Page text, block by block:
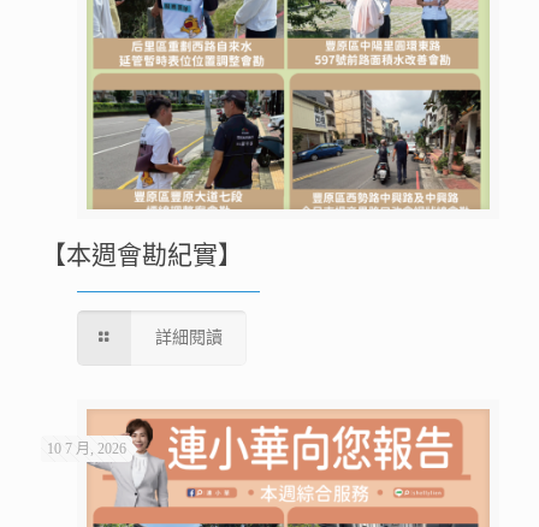
【本週會勘紀實】
詳細閱讀
10 7 月, 2026